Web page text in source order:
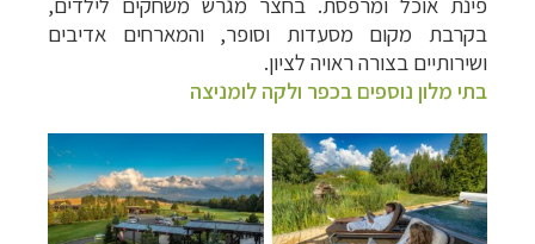
בקרבת מקום מסעדות וסופר, והמארחים אדיבים
ושירותיים בצורה ראויה לציון.
בתי מלון נוספים בכפר ולקה לומניצה